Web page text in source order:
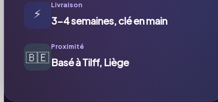
⚡
Livraison
3-4 semaines, clé en main
🇧🇪
Proximité
Basé à Tilff, Liège